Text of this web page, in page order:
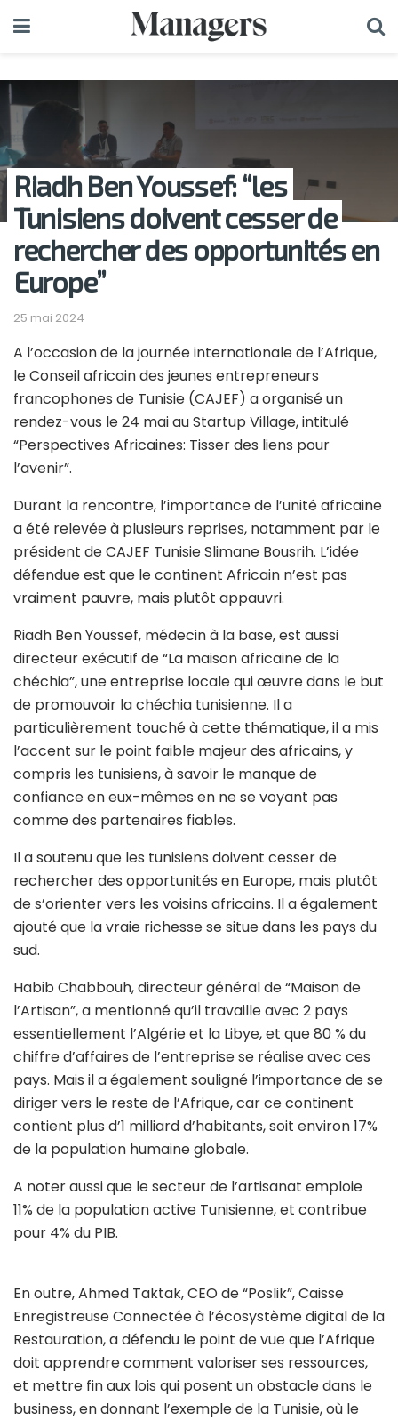
Riadh Ben Youssef: “les
Tunisiens doivent cesser de
rechercher des opportunités en
Europe”
25 mai 2024
A l’occasion de la journée internationale de l’Afrique,
le Conseil africain des jeunes entrepreneurs
francophones de Tunisie (CAJEF) a organisé un
rendez-vous le 24 mai au Startup Village, intitulé
“Perspectives Africaines: Tisser des liens pour
l’avenir”.
Durant la rencontre, l’importance de l’unité africaine
a été relevée à plusieurs reprises, notamment par le
président de CAJEF Tunisie Slimane Bousrih. L’idée
défendue est que le continent Africain n’est pas
vraiment pauvre, mais plutôt appauvri.
Riadh Ben Youssef, médecin à la base, est aussi
directeur exécutif de “La maison africaine de la
chéchia”, une entreprise locale qui œuvre dans le but
de promouvoir la chéchia tunisienne. Il a
particulièrement touché à cette thématique, il a mis
l’accent sur le point faible majeur des africains, y
compris les tunisiens, à savoir le manque de
confiance en eux-mêmes en ne se voyant pas
comme des partenaires fiables.
Il a soutenu que les tunisiens doivent cesser de
rechercher des opportunités en Europe, mais plutôt
de s’orienter vers les voisins africains. Il a également
ajouté que la vraie richesse se situe dans les pays du
sud.
Habib Chabbouh, directeur général de “Maison de
l’Artisan”, a mentionné qu’il travaille avec 2 pays
essentiellement l’Algérie et la Libye, et que 80 % du
chiffre d’affaires de l’entreprise se réalise avec ces
pays. Mais il a également souligné l’importance de se
diriger vers le reste de l’Afrique, car ce continent
contient plus d’1 milliard d’habitants, soit environ 17%
de la population humaine globale.
A noter aussi que le secteur de l’artisanat emploie
11% de la population active Tunisienne, et contribue
pour 4% du PIB.
En outre, Ahmed Taktak, CEO de “Poslik”, Caisse
Enregistreuse Connectée à l’écosystème digital de la
Restauration, a défendu le point de vue que l’Afrique
doit apprendre comment valoriser ses ressources,
et mettre fin aux lois qui posent un obstacle dans le
business, en donnant l’exemple de la Tunisie, où le